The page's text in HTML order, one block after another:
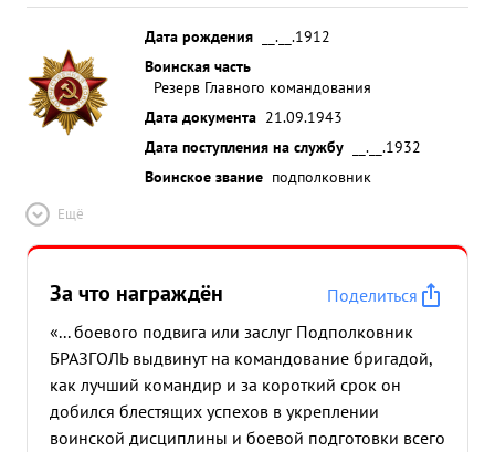
Дата рождения
__.__.1912
Воинская часть
Резерв Главного командования
Дата документа 21.09.1943
Дата поступления на службу
__.__.1932
Воинское звание подполковник
Ещё
За что награждён
Поделиться
«... боевого подвига или заслуг Подполковник
БРАЗГОЛЬ выдвинут на командование бригадой,
как лучший командир и за короткий срок он
добился блестящих успехов в укреплении
воинской дисциплины и боевой подготовки всего